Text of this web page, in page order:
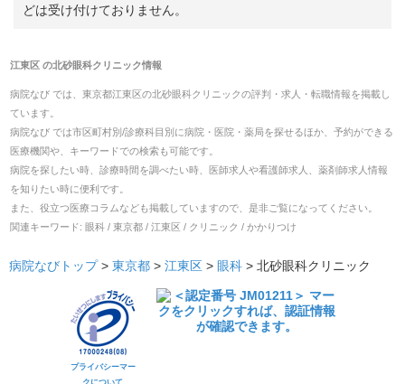
どは受け付けておりません。
江東区 の北砂眼科クリニック情報
病院なび では、 東京都江東区の北砂眼科クリニックの評判・求人・転職情報を掲載し
ています。
病院なび では市区町村別/診療科目別に病院・医院・薬局を探せるほか、予約ができる
医療機関や、キーワードでの検索も可能です。
病院を探したい時、診療時間を調べたい時、医師求人や看護師求人、薬剤師求人情報
を知りたい時に便利です。
また、役立つ医療コラムなども掲載していますので、是非ご覧になってください。
関連キーワード: 眼科 / 東京都 / 江東区 / クリニック / かかりつけ
病院なびトップ > 東京都 > 江東区 > 眼科 > 北砂眼科クリニック
プライバシーマー
クについて